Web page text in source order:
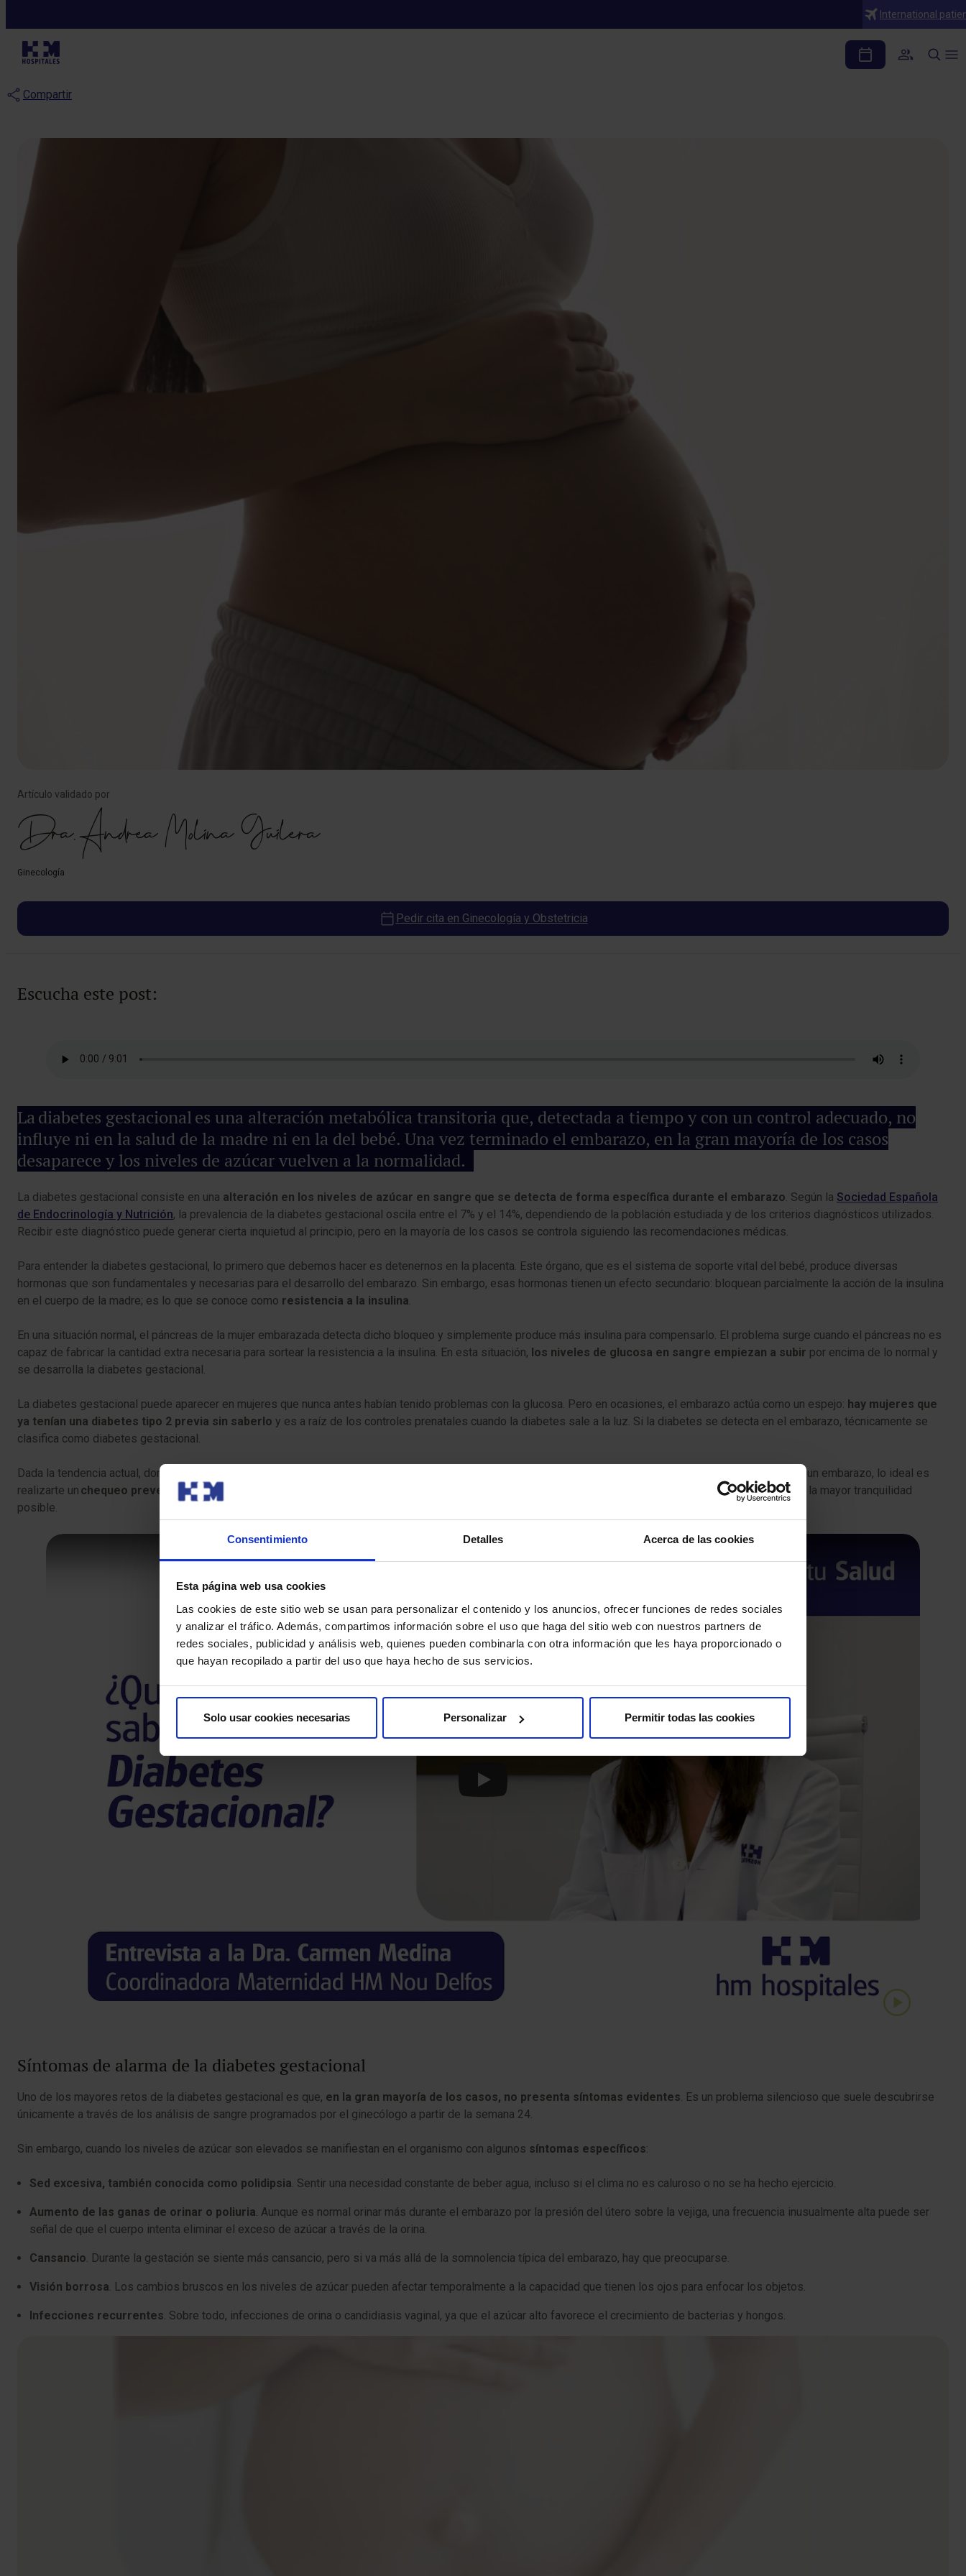
Consentimiento Detalles Acerca de las cookies
Esta página web usa cookies
Las cookies de este sitio web se usan para personalizar el contenido y los anuncios, ofrecer funciones de redes sociales
y analizar el tráfico. Además, compartimos información sobre el uso que haga del sitio web con nuestros partners de
redes sociales, publicidad y análisis web, quienes pueden combinarla con otra información que les haya proporcionado o
que hayan recopilado a partir del uso que haya hecho de sus servicios.
Solo usar cookies necesarias Personalizar Permitir todas las cookies
International
¿Qué es la diabetes gestacional?
Compartir
Escucha este post:
La diabetes gestacional es una alteración metabólica transitoria que, detectada a tiempo y con un control adecuado, no
influye ni en la salud de la madre ni en la del bebé. Una vez terminado el embarazo, en la gran mayoría de los casos
desaparece y los niveles de azúcar vuelven a la normalidad.
La diabetes gestacional consiste en una alteración en los niveles de azúcar en sangre que se detecta de forma específica durante el embarazo . Según la Sociedad Española
de Endocrinología y Nutrición, la prevalencia de la diabetes gestacional oscila entre el 7% y el 14%, dependiendo de la población estudiada y de los criterios diagnósticos utilizados.
Recibir este diagnóstico puede generar cierta inquietud al principio, pero en la mayoría de los casos se controla siguiendo las recomendaciones médicas.
Para entender la diabetes gestacional, lo primero que debemos hacer es detenernos en la placenta. Este órgano, que es el sistema de soporte vital del bebé, produce diversas
hormonas que son fundamentales y necesarias para el desarrollo del embarazo. Sin embargo, esas hormonas tienen un efecto secundario: bloquean parcialmente la acción de la insulina
en el cuerpo de la madre; es lo que se conoce como resistencia a la insulina
En una situación normal, el páncreas de la mujer embarazada detecta dicho bloqueo y simplemente produce más insulina para compensarlo. El problema surge cuando el páncreas no es
capaz de fabricar la cantidad extra necesaria para sortear la resistencia a la insulina. En esta situación, los niveles de glucosa en sangre empiezan a subir por encima de lo normal y
se desarrolla la diabetes gestacional.
La diabetes gestacional puede aparecer en mujeres que nunca antes habían tenido problemas con la glucosa. Pero en ocasiones, el embarazo actúa como un espejo: hay mujeres que
ya tenían una diabetes tipo 2 previa sin saberlo y es a raíz de los controles prenatales cuando la diabetes sale a la luz. Si la diabetes se detecta en el embarazo, técnicamente se
clasifica como diabetes gestacional.
Dada la tendencia actual, donde la diabetes tipo 2 está cada vez más presente en la sociedad, la recomendación de los expertos es clara: si estás buscando un embarazo, lo ideal es
realizarte un chequeo preventivo. Consultar con el médico antes de la concepción permite conocer tu estado metabólico de base y empezar esta etapa con la mayor tranquilidad
posible.
Play
Síntomas de alarma de la diabetes gestacional
Uno de los mayores retos de la diabetes gestacional es que, en la gran mayoría de los casos, no presenta síntomas evidentes . Es un problema silencioso que suele descubrirse
únicamente a través de los análisis de sangre programados por el ginecólogo a partir de la semana 24.
Sin embargo, cuando los niveles de azúcar son elevados se manifiestan en el organismo con algunos síntomas específicos:
Sed excesiva, también conocida como polidipsia . Sentir una necesidad constante de beber agua, incluso si el clima no es caluroso o no se ha hecho ejercicio.
Aumento de las ganas de orinar o poliuria . Aunque es normal orinar más durante el embarazo por la presión del útero sobre la vejiga, una frecuencia inusualmente alta puede ser
señal de que el cuerpo intenta eliminar el exceso de azúcar a través de la orina.
Cansancio . Durante la gestación se siente más cansancio, pero si va más allá de la somnolencia típica del embarazo, hay que preocuparse.
Visión borrosa . Los cambios bruscos en los niveles de azúcar pueden afectar temporalmente a la capacidad que tienen los ojos para enfocar los objetos.
Infecciones recurrentes . Sobre todo, infecciones de orina o candidiasis vaginal, ya que el azúcar alto favorece el crecimiento de bacterias y hongos.
Artículo validado por
Dra. Andrea Molina Guilera
Ginecología
Pedir cita en Ginecología y Obstetricia